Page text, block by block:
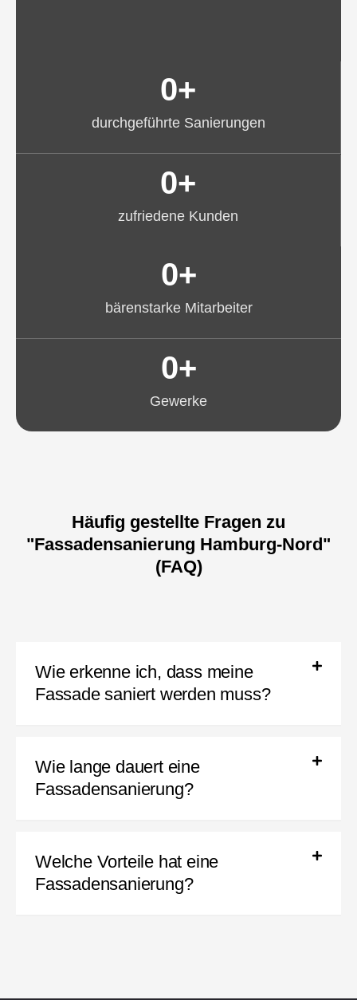
durchgeführte Sanierungen
0+
zufriedene Kunden
0+
bärenstarke Mitarbeiter
0+
Gewerke
0+
Häufig gestellte Fragen zu
"Fassadensanierung Hamburg-Nord"
(FAQ)
Wie erkenne ich, dass meine
Fassade saniert werden muss?
Wie lange dauert eine
Fassadensanierung?
Welche Vorteile hat eine
Fassadensanierung?